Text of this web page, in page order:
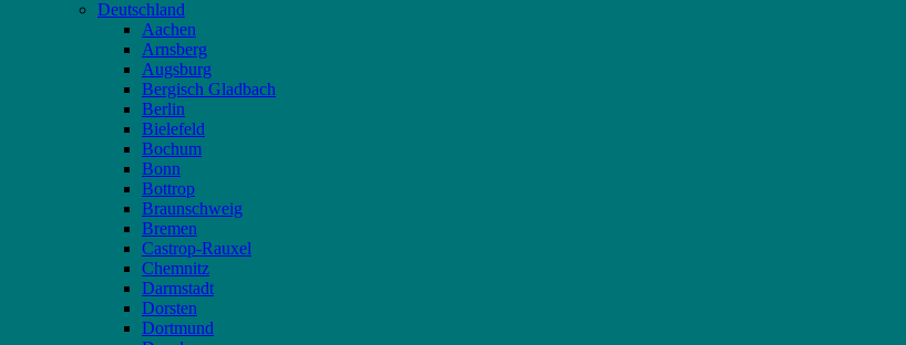
Deutschland
Aachen
Arnsberg
Augsburg
Bergisch Gladbach
Berlin
Bielefeld
Bochum
Bonn
Bottrop
Braunschweig
Bremen
Castrop-Rauxel
Chemnitz
Darmstadt
Dorsten
Dortmund